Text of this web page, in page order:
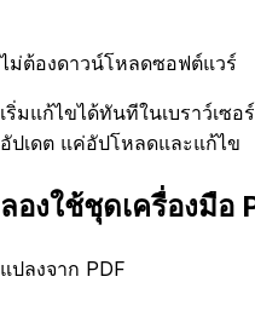
ไม่ต้องดาวน์โหลดซอฟต์แวร์
เริ่มแก้ไขได้ทันทีในเบราว์เซ
อัปเดต แค่อัปโหลดและแก้ไข
ลองใช้ชุดเครื่องมือ
แปลงจาก PDF